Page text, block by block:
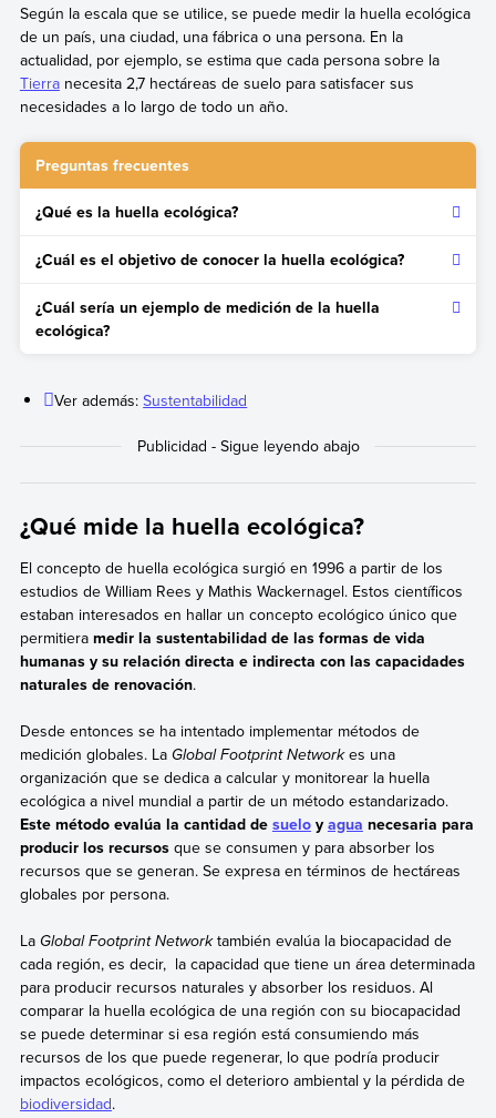
Según la escala que se utilice, se puede medir la huella ecológica
de un país, una ciudad, una fábrica o una persona. En la
actualidad, por ejemplo, se estima que cada persona sobre la
Tierranecesita 2,7 hectáreas de suelo para satisfacer sus
necesidades a lo largo de todo un año.
Preguntas frecuentes
¿Qué es la huella ecológica?
utilizados para la fabricación de bienes y servicios de
su proceso de fabricación.
¿Cuál es el objetivo de conocer la huella ecológica?
humana en el planeta para reducirlo o revertirlo mediante
acciones sustentables.
¿Cuál sería un ejemplo de medición de la huella
ecológica?
un teléfono celular (sin contemplar el impacto de su posterior
uso), comprende aspectos como:
La cantidad de materia prima y energía, como insumos
fabricación, como sustancias químicas, deterioro del
ecosistema por la extracción de minerales y emisiones de
carbono, entre otros desechos.
Ver además:Sustentabilidad
¿Qué mide la huella ecológica?
El concepto de huella ecológica surgió en 1996 a partir de los
estudios de William Rees y Mathis Wackernagel. Estos científicos
estaban interesados en hallar un concepto ecológico único que
permitiera medir la sustentabilidad de las formas de vida
humanas y su relación directa e indirecta con las capacidades
naturales de renovación.
Desde entonces se ha intentado implementar métodos de
medición globales. La Global Footprint Networkes una
organización que se dedica a calcular y monitorear la huella
ecológica a nivel mundial a partir de un método estandarizado.
Este método evalúa la cantidad de sueloy agua necesaria para
producir los recursosque se consumen y para absorber los
recursos que se generan. Se expresa en términos de hectáreas
globales por persona.
La Global Footprint Networktambién evalúa la biocapacidad de
cada región, es decir, la capacidad que tiene un área determinada
para producir recursos naturales y absorber los residuos. Al
comparar la huella ecológica de una región con su biocapacidad
se puede determinar si esa región está consumiendo más
recursos de los que puede regenerar, lo que podría producir
impactos ecológicos, como el deterioro ambiental y la pérdida de
biodiversidad.